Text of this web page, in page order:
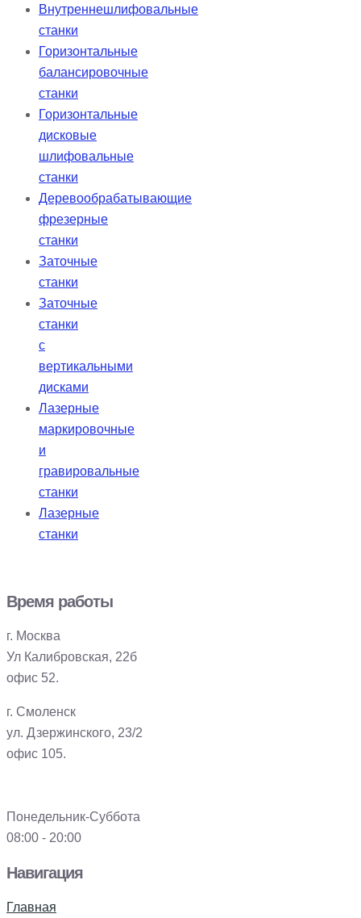
Внутреннешлифовальные
станки
Горизонтальные
балансировочные
станки
Горизонтальные
дисковые
шлифовальные
станки
Деревообрабатывающие
фрезерные
станки
Заточные
станки
Заточные
станки
с
вертикальными
дисками
Лазерные
маркировочные
и
гравировальные
станки
Лазерные
станки
Время работы
г. Москва
Ул Калибровская, 22б
офис 52.
г. Смоленск
ул. Дзержинского, 23/2
офис 105.
Понедельник-Суббота
08:00 - 20:00
Навигация
Главная